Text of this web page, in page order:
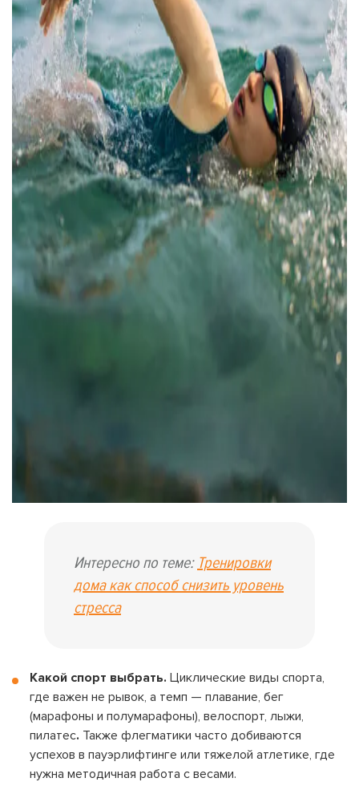
Интересно по теме: Тренировки
дома как способ снизить уровень
стресса
Какой спорт выбрать. Циклические виды спорта,
где важен не рывок, а темп — плавание, бег
(марафоны и полумарафоны), велоспорт, лыжи,
пилатес. Также флегматики часто добиваются
успехов в пауэрлифтинге или тяжелой атлетике, где
нужна методичная работа с весами.